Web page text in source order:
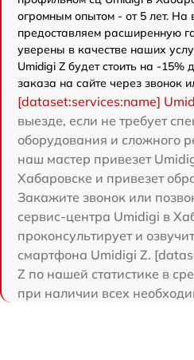
огромным опытом - от 5 лет. На
предоставляем расширенную
уверены в качестве наших
Umidigi Z будет стоить на -
заказа на сайте через звонок
[dataset:services:name]
выезде, если не требует
оборудования и сложного
наш мастер привезет
Хабаровске и привезет
Закажите звонок или
сервис-центра Umidigi в
проконсультирует и
смартфона Umidigi Z.
Z по нашей статистике в
при наличии всех